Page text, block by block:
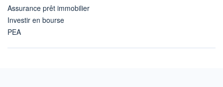
Assurance prêt immobilier
Investir en bourse
PEA